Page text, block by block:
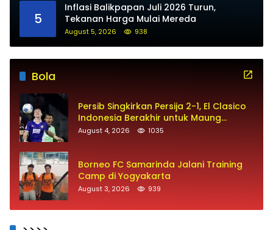
5
Inflasi Balikpapan Juli 2026 Turun,
Tekanan Harga Mulai Mereda
August 5, 2026 938
Bola
Persib Singkirkan Persija 2-1, El Clasico
Indonesia Berakhir untuk Maung
Bandung
August 4, 2026 1035
Borneo FC Samarinda Jalani Training
Camp di Yogyakarta
August 3, 2026 939